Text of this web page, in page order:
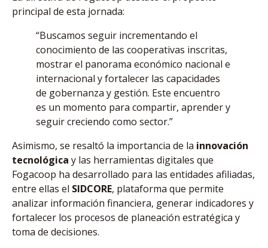
principal de esta jornada:
“Buscamos seguir incrementando el
conocimiento de las cooperativas inscritas,
mostrar el panorama económico nacional e
internacional y fortalecer las capacidades
de gobernanza y gestión. Este encuentro
es un momento para compartir, aprender y
seguir creciendo como sector.”
Asimismo, se resaltó la importancia de la innovación
tecnológica y las herramientas digitales que
Fogacoop ha desarrollado para las entidades afiliadas,
entre ellas el SIDCORE, plataforma que permite
analizar información financiera, generar indicadores y
fortalecer los procesos de planeación estratégica y
toma de decisiones.